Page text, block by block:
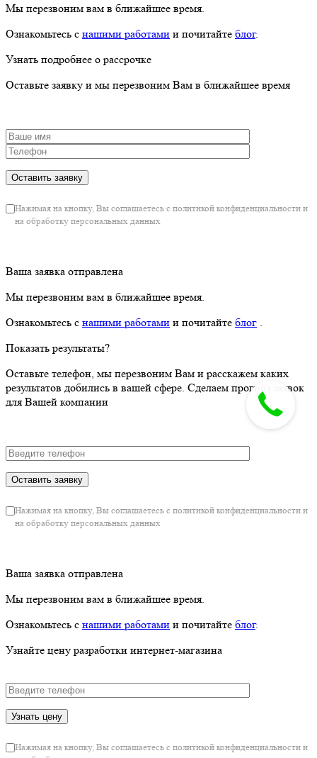
Мы перезвоним вам в ближайшее время.
Ознакомьтесь с нашими работами и почитайте блог.
Узнать подробнее о рассрочке
Оставьте заявку и мы перезвоним Вам в ближайшее время
Нажимая на кнопку, Вы соглашаетесь с политикой конфиденциальности и
на обработку персональных данных
Ваша заявка отправлена
Мы перезвоним вам в ближайшее время.
Ознакомьтесь с нашими работами и почитайте блог
Показать результаты?
Оставьте телефон, мы перезвоним Вам и расскажем каких
результатов добились в вашей сфере. Сделаем прогноз заявок
для Вашей компании
Нажимая на кнопку, Вы соглашаетесь с политикой конфиденциальности и
на обработку персональных данных
Ваша заявка отправлена
Мы перезвоним вам в ближайшее время.
Ознакомьтесь с нашими работами и почитайте блог.
Узнайте цену разработки интернет-магазина
Нажимая на кнопку, Вы соглашаетесь с политикой конфиденциальности и